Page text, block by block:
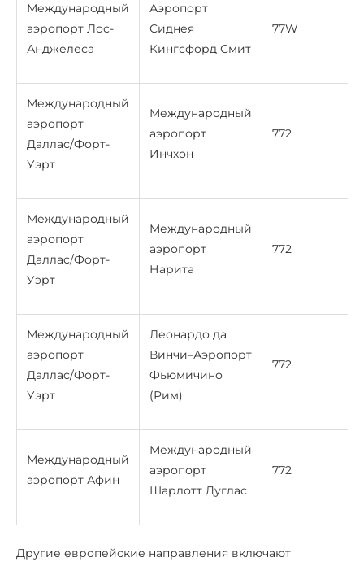
Международный
аэропорт Лос-
Анджелеса
Аэропорт
Сиднея
Кингсфорд Смит
77W
Международный
аэропорт
Даллас/Форт-
Уэрт
Международный
аэропорт
Инчхон
772
Международный
аэропорт
Даллас/Форт-
Уэрт
Международный
аэропорт
Нарита
772
Международный
аэропорт
Даллас/Форт-
Уэрт
Леонардо да
Винчи–Аэропорт
Фьюмичино
(Рим)
772
Международный
аэропорт Афин
Международный
аэропорт
Шарлотт Дуглас
772
Другие европейские направления включают